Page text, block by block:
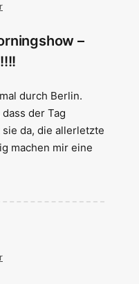
–
durch Berlin.
der Tag
da, die allerletzte
machen mir eine